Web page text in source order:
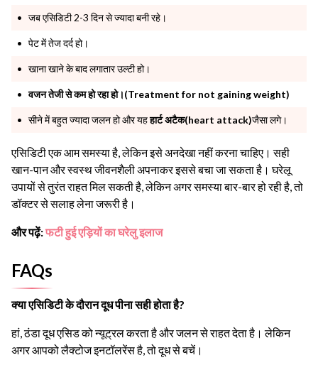
जब एसिडिटी 2-3 दिन से ज्यादा बनी रहे।
पेट में तेज दर्द हो।
खाना खाने के बाद लगातार उल्टी हो।
वजन तेजी से कम हो रहा हो।(Treatment for not gaining weight)
सीने में बहुत ज्यादा जलन हो और यहहार्ट अटैक(heart attack)जैसा लगे।
एसिडिटी एक आम समस्या है, लेकिन इसे अनदेखा नहीं करना चाहिए। सही
खान-पान और स्वस्थ जीवनशैली अपनाकर इससे बचा जा सकता है। घरेलू
उपायों से तुरंत राहत मिल सकती है, लेकिन अगर समस्या बार-बार हो रही है, तो
डॉक्टर से सलाह लेना जरूरी है।
और पढ़ें:फटी हुई एड़ियों का घरेलु इलाज
FAQs
क्या एसिडिटी के दौरान दूध पीना सही होता है?
हां, ठंडा दूध एसिड को न्यूट्रल करता है और जलन से राहत देता है। लेकिन
अगर आपको लैक्टोज इनटॉलरेंस है, तो दूध से बचें।